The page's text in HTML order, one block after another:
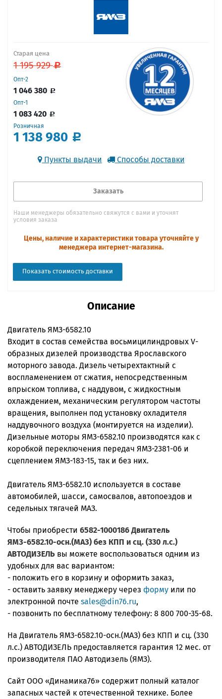
Старая цена
1 195 929
Опт-2
1 046 380
Опт-1
1 083 420
Розничная
1 138 980
Пункты выдачи Способы доставки
Заказать
Наши менеджеры обязательно свяжутся с вами и уточнят
условия заказа
Цены, наличие и характеристики товара уточняйте у
менеджера интернет-магазина.
Показать стоимость доставки
Описание
Двигатель ЯМЗ-6582.10
Входит в состав семейства восьмицилиндровых V-
образных дизелей производства Ярославского
моторного завода. Дизель четырехтактный с
воспламенением от сжатия, непосредственным
впрыском топлива, с наддувом, с жидкостным
охлаждением, механическим регулятором частоты
вращения, выполнен под установку охладителя
наддувочного воздуха (монтируется на изделии).
Дизельные моторы ЯМЗ-6582.10 производятся как с
коробкой переключения передач ЯМЗ-2381-06 и
сцеплением ЯМЗ-183-15, так и без них.
Двигатель ЯМЗ-6582.10 используется в составе
автомобилей, шасси, самосвалов, автопоездов и
седельных тягачей МАЗ.
Чтобы приобрести 6582-1000186 Двигатель
ЯМЗ-6582.10-осн.(МАЗ) без КПП и сц. (330 л.с.)
АВТОДИЗЕЛЬ вы можете воспользоваться одним из
удобных для вас вариантом:
- положить его в корзину и оформить заказ,
- оставить заявку менеджеру через форму или по
электронной почте sales@din76.ru,
- позвонить по бесплатному телефону: 8 800 700-35-68.
На Двигатель ЯМЗ-6582.10-осн.(МАЗ) без КПП и сц. (330
л.с.) АВТОДИЗЕЛЬ предоставляется гарантия 12 мес. от
производителя ПАО Автодизель (ЯМЗ).
Сайт ООО «Динамика76» содержит полный каталог
запасных частей к отечественной технике. Более